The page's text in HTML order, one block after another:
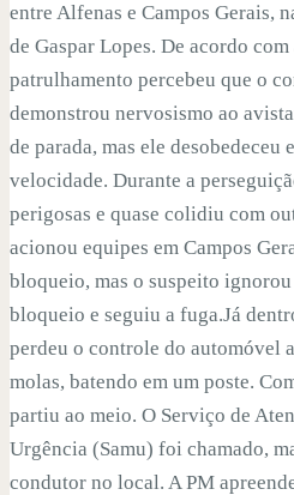
entre Alfenas e Campos Gerais,
de Gaspar Lopes. De acordo
patrulhamento percebeu que o
demonstrou nervosismo ao
de parada, mas ele
velocidade. Durante a
perigosas e quase colidiu com
acionou equipes em Campos
bloqueio, mas o suspeito
bloqueio e seguiu a fuga.Já
perdeu o controle do automóvel
molas, batendo em um poste.
partiu ao meio. O Serviço de
Urgência (Samu) foi chamado,
condutor no local. A PM